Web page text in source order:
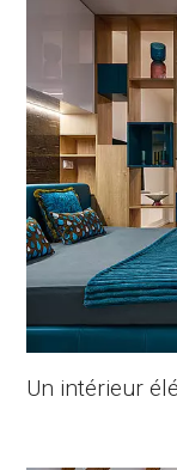
Un intérieur